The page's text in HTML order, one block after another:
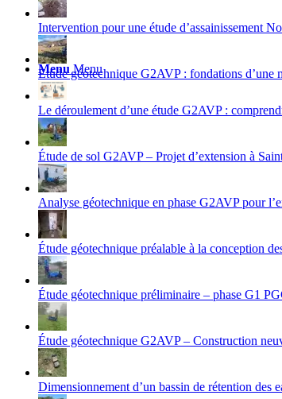
Menu Menu
Intervention pour une étude d’assainissement
Etude géotechnique G2AVP : fondations d’une
Le déroulement d’une étude G2AVP :
Étude de sol G2AVP – Projet d’extension à
Analyse géotechnique en phase G2AVP pour
Étude géotechnique préalable à la conception
Étude géotechnique préliminaire – phase G1
Étude géotechnique G2AVP – Construction
Dimensionnement d’un bassin de rétention des